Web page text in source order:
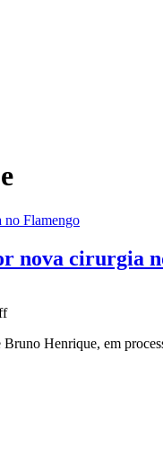
nova cirurgia
Henrique, em